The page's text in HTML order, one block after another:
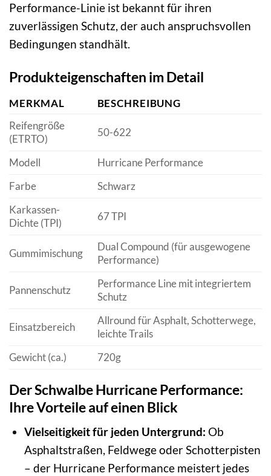
Performance-Linie ist bekannt für ihren
zuverlässigen Schutz, der auch anspruchsvollen
Bedingungen standhält.
Produkteigenschaften im Detail
MERKMAL
BESCHREIBUNG
Reifengröße
(ETRTO)
50-622
Modell
Hurricane Performance
Farbe
Schwarz
Karkassen-
Dichte (TPI)
67 TPI
Gummimischung
Dual Compound (für ausgewogene
Performance)
Pannenschutz
Performance Line mit integriertem
Schutz
Einsatzbereich
Allround für Asphalt, Schotterwege,
leichte Trails
Gewicht (ca.)
720g
Der Schwalbe Hurricane Performance:
Ihre Vorteile auf einen Blick
Vielseitigkeit für jeden Untergrund: Ob
Asphaltstraßen, Feldwege oder Schotterpisten
– der Hurricane Performance meistert jedes